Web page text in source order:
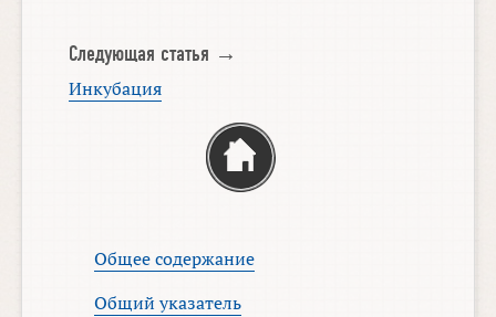
Следующая статья →
Инкубация
Общее содержание
Общий указатель